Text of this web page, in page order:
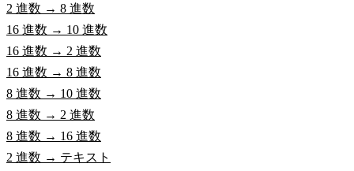
2 進数 → 8 進数
16 進数 → 10 進数
16 進数 → 2 進数
16 進数 → 8 進数
8 進数 → 10 進数
8 進数 → 2 進数
8 進数 → 16 進数
2 進数 → テキスト